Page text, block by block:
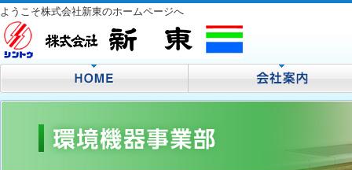
ようこそ株式会社新東のホームページへ